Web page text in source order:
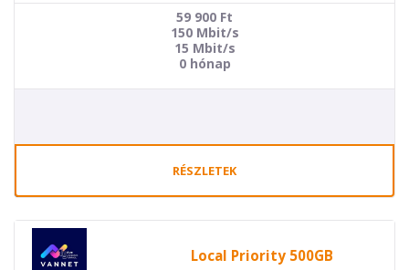
59 900 Ft
150 Mbit/s
15 Mbit/s
0 hónap
RÉSZLETEK
Local Priority 500GB